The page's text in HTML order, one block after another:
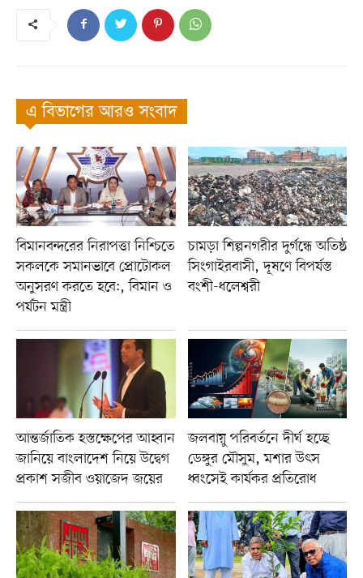
এ বিভাগের আরও সংবাদ
বিমানবন্দরের নিরাপত্তা নিশ্চিতে
সকলকে সমানভাবে প্রোটোকল
অনুসরণ করতে হবে:, বিমান ও
পর্যটন মন্ত্রী
চামড়া শিল্পনগরীর দুর্গন্ধে অতিষ্ঠ
সিংগাইরবাসী, দূষণে বিপর্যস্ত
বংশী-ধলেশ্বরী
আন্তর্জাতিক হস্তক্ষেপের আহ্বান
জানিয়ে বাংলাদেশ নিয়ে উদ্বেগ
প্রকাশ সজীব ওয়াজেদ জয়ের
জলবায়ু পরিবর্তনে দীর্ঘ হচ্ছে
ডেঙ্গুর মৌসুম, মশার উৎস
ধ্বংসেই কার্যকর প্রতিরোধ